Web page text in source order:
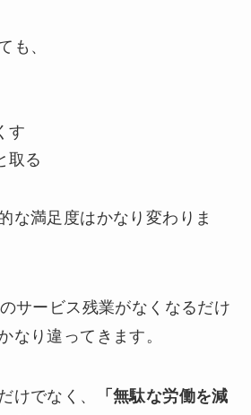
も、
す
取る
な満足度はかなり変わりま
サービス残業がなくなるだけ
なり違ってきます。
けでなく、
「無駄な労働を減